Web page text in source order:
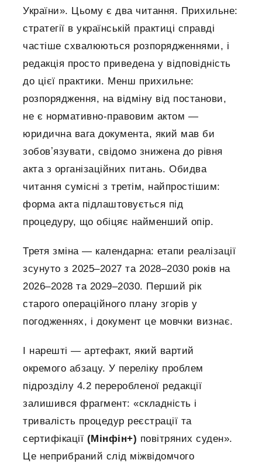
України». Цьому є два читання. Прихильне:
стратегії в українській практиці справді
частіше схвалюються розпорядженнями, і
редакція просто приведена у відповідність
до цієї практики. Менш прихильне:
розпорядження, на відміну від постанови,
не є нормативно-правовим актом —
юридична вага документа, який мав би
зобовʼязувати, свідомо знижена до рівня
акта з організаційних питань. Обидва
читання сумісні з третім, найпростішим:
форма акта підлаштовується під
процедуру, що обіцяє найменший опір.
Третя зміна — календарна: етапи реалізації
зсунуто з 2025–2027 та 2028–2030 років на
2026–2028 та 2029–2030. Перший рік
старого операційного плану згорів у
погодженнях, і документ це мовчки визнає.
І нарешті — артефакт, який вартий
окремого абзацу. У переліку проблем
підрозділу 4.2 переробленої редакції
залишився фрагмент: «складність і
тривалість процедур реєстрації та
сертифікації (Мінфін+) повітряних суден».
Це неприбраний слід міжвідомчого